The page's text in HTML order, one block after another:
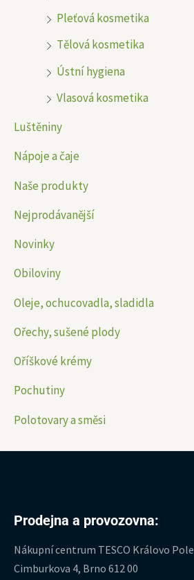
Pleťová kosmetika
Tělová kosmetika
Ústní hygiena
Vlasová kosmetika
Luštěniny
Nápoje a čaje
Naše produkty
Nejprodávanější
Novinky
Obiloviny
Oleje, ochucovadla, sladidla
Ořechy, sušené plody
Oříškové krémy
Pochutiny
Polotovary a směsi
Prodejna a provozovna:
Nákupní centrum TESCO Královo Pole
Cimburkova 4, Brno 612 00